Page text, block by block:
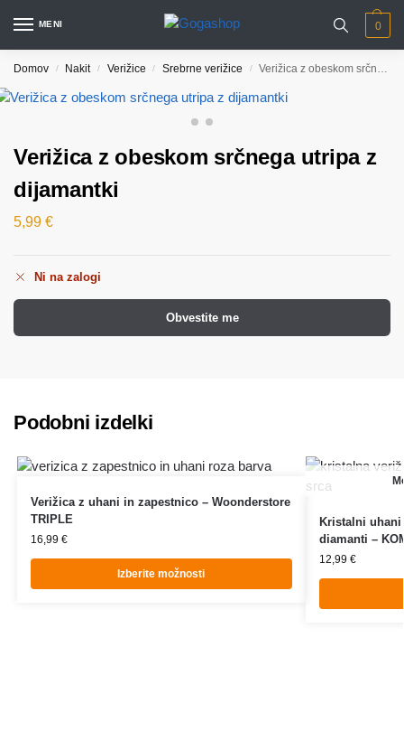
MENI 0
Domov / Nakit / Verižice / Srebrne verižice / Verižica z obeskom srčnega utripa z dijamantki
Verižica z obeskom srčnega utripa z
dijamantki
5,99 €
Ni na zalogi
Obvestite me
Podobni izdelki
Verižica z uhani in zapestnico – Woonderstore
TRIPLE
16,99 €
Izberite možnosti
Kristalni
diamanti –
12,99 €